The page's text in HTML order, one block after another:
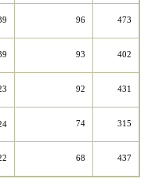
96 473
93 402
92 431
74 315
68 437